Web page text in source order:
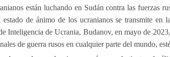
están luchando en Sudán contra las fuerzas
de ánimo de los ucranianos se transmite en
Inteligencia de Ucrania, Budanov, en mayo de
de guerra rusos en cualquier parte del mundo,